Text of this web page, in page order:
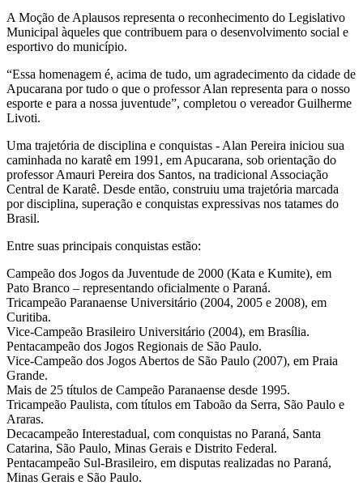
A Moção de Aplausos representa o reconhecimento do Legislativo
Municipal àqueles que contribuem para o desenvolvimento social e
esportivo do município.
“Essa homenagem é, acima de tudo, um agradecimento da cidade de
Apucarana por tudo o que o professor Alan representa para o nosso
esporte e para a nossa juventude”, completou o vereador Guilherme
Livoti.
Uma trajetória de disciplina e conquistas - Alan Pereira iniciou sua
caminhada no karatê em 1991, em Apucarana, sob orientação do
professor Amauri Pereira dos Santos, na tradicional Associação
Central de Karatê. Desde então, construiu uma trajetória marcada
por disciplina, superação e conquistas expressivas nos tatames do
Brasil.
Entre suas principais conquistas estão:
Campeão dos Jogos da Juventude de 2000 (Kata e Kumite), em
Pato Branco – representando oficialmente o Paraná.
Tricampeão Paranaense Universitário (2004, 2005 e 2008), em
Curitiba.
Vice-Campeão Brasileiro Universitário (2004), em Brasília.
Pentacampeão dos Jogos Regionais de São Paulo.
Vice-Campeão dos Jogos Abertos de São Paulo (2007), em Praia
Grande.
Mais de 25 títulos de Campeão Paranaense desde 1995.
Tricampeão Paulista, com títulos em Taboão da Serra, São Paulo e
Araras.
Decacampeão Interestadual, com conquistas no Paraná, Santa
Catarina, São Paulo, Minas Gerais e Distrito Federal.
Pentacampeão Sul-Brasileiro, em disputas realizadas no Paraná,
Minas Gerais e São Paulo.